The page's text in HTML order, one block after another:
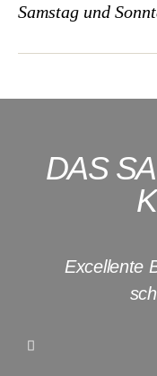
Samstag und
DAS
Excellente